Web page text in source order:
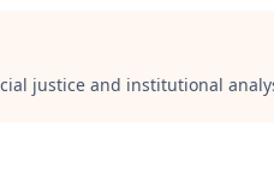
justice and institutional